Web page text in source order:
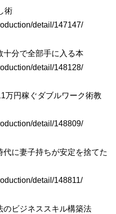
術
detail/147147/
十分で全部手に入る本
detail/148128/
万円稼ぐダブルワーク術教
detail/148809/
に妻子持ちが安定を捨てた
detail/148811/
のビジネススキル構築法